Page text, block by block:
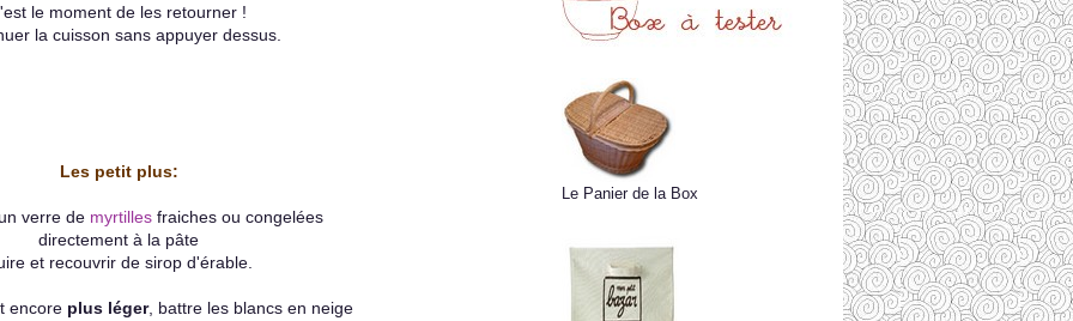
le moment de les retourner !
la cuisson sans appuyer dessus.
Les petit plus:
verre de myrtilles fraiches ou congelées
directement à la pâte
et recouvrir de sirop d'érable.
encore plus léger, battre les blancs en neige
Le Panier de la Box